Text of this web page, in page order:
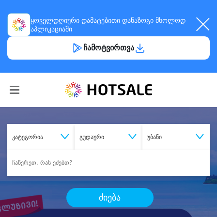
ყოველდღიური დამატებითი დანაზოგი მხოლოდ
აპლიკაციაში
ჩამოტვირთვა
კატეგორია გუდაური უბანი
ძიება